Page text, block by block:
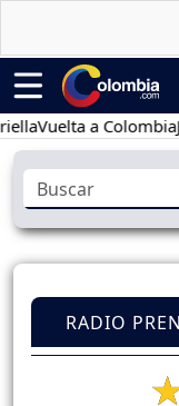
a ColombiaJorge
RADIO